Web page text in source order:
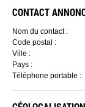
CONTACT
Nom du contact :
Code postal :
Ville :
Pays :
Téléphone portable :